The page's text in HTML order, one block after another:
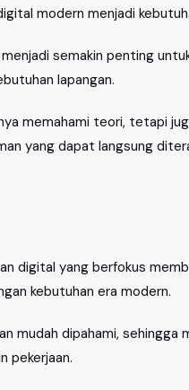
modern menjadi
menjadi semakin penting
lapangan.
memahami teori, tetapi
yang dapat langsung
digital yang berfokus
kebutuhan era modern.
mudah dipahami,
pekerjaan.